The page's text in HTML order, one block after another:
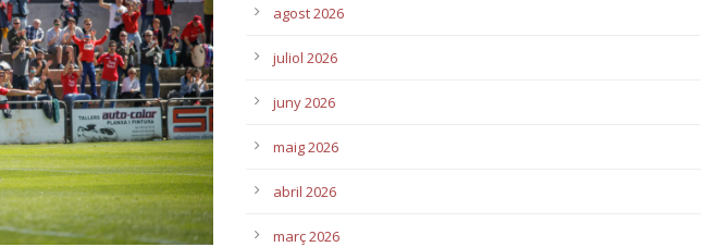
agost 2026
juliol 2026
juny 2026
maig 2026
abril 2026
març 2026